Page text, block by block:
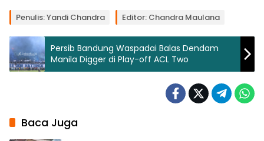
Penulis: Yandi Chandra Editor: Chandra Maulana
Persib Bandung Waspadai Balas Dendam
Manila Digger di Play-off ACL Two
Baca Juga